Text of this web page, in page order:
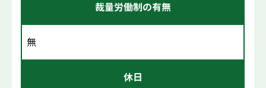
裁量労働制の有無
無
休日